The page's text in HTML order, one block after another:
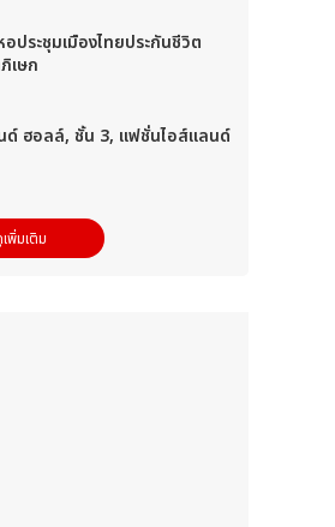
อประชุมเมืองไทยประกันชีวิต
เษก
ด์ ฮอลล์, ชั้น 3, แฟชั่นไอส์แลนด์
พิ่มเติม